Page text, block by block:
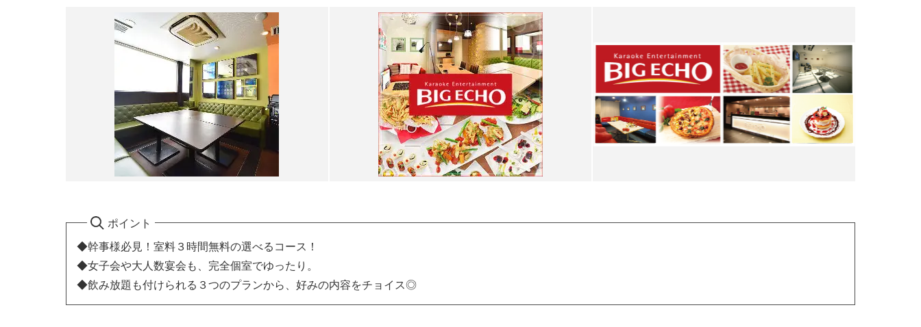
ポイント
◆幹事様必見！室料３時間無料の選べるコース！
◆女子会や大人数宴会も、完全個室でゆったり。
◆飲み放題も付けられる３つのプランから、好みの内容をチョイス◎